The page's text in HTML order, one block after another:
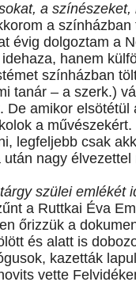
a
a
évig dolgoztam a
hanem
színházban
tanár – a szerk.)
De amikor
a
legfeljebb csak
nagy
szülei emlékét
a Ruttkai Éva
őrizzük a
és alatt is
kazetták
vette